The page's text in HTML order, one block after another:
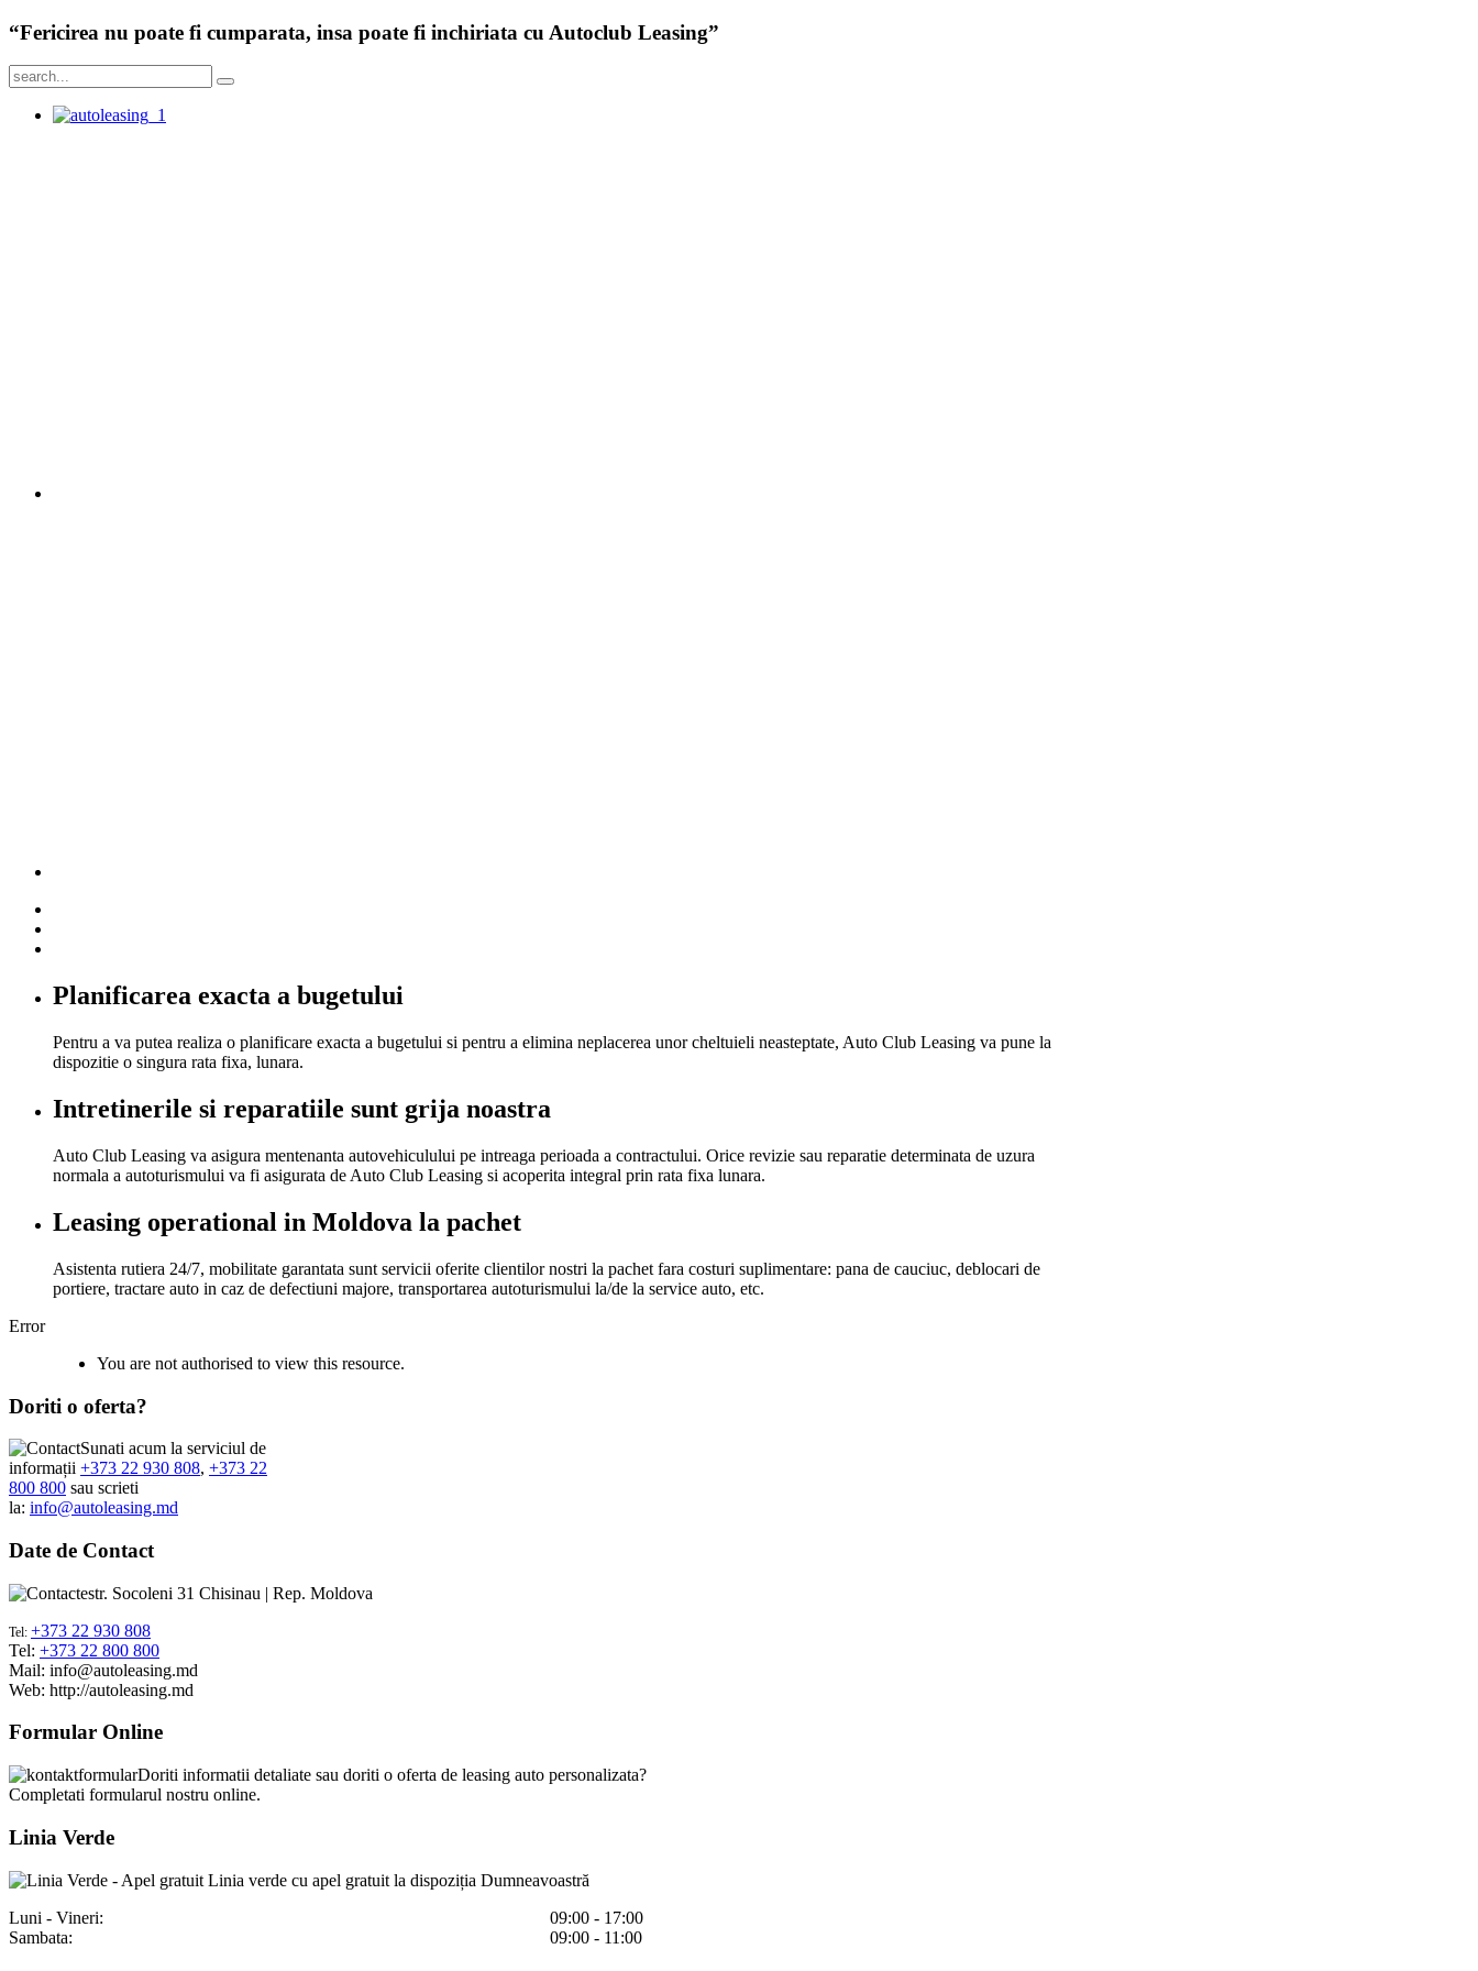
Fericirea nu poate fi cumparata, insa poate fi inchiriata cu Autoclub Leasing
Planificarea exacta a bugetului
Pentru a va putea realiza o planificare exacta a bugetului si pentru a elimina neplacerea unor cheltuieli neasteptate, Auto Club Leasing va pune la
dispozitie o singura rata fixa, lunara.
Intretinerile si reparatiile sunt grija noastra
Auto Club Leasing va asigura mentenanta autovehiculului pe intreaga perioada a contractului. Orice revizie sau reparatie determinata de uzura
normala a autoturismului va fi asigurata de Auto Club Leasing si acoperita integral prin rata fixa lunara.
Leasing operational in Moldova la pachet
Asistenta rutiera 24/7, mobilitate garantata sunt servicii oferite clientilor nostri la pachet fara costuri suplimentare: pana de cauciuc, deblocari de
portiere, tractare auto in caz de defectiuni majore, transportarea autoturismului la/de la service auto, etc.
Error
You are not authorised to view this resource.
Doriti o oferta?
Sunati acum la serviciul de
informații +373 22 930 808, +373 22
800 800 sau scrieti
la: info@autoleasing.md
Date de Contact
str. Socoleni 31 Chisinau | Rep. Moldova
Tel: +373 22 930 808
Tel: +373 22 800 800
Mail: info@autoleasing.md
Web: http://autoleasing.md
Formular Online
Doriti informatii detaliate sau doriti o oferta de leasing auto personalizata?
Completati formularul nostru online.
Linia Verde
Linia verde cu apel gratuit la dispoziția Dumneavoastră
Luni - Vineri:
09:00 - 17:00
Sambata:
09:00 - 11:00